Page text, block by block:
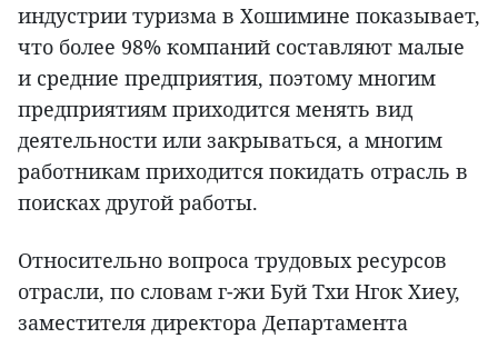
индустрии туризма в Хошимине показывает,
что более 98% компаний составляют малые
и средние предприятия, поэтому многим
предприятиям приходится менять вид
деятельности или закрываться, а многим
работникам приходится покидать отрасль в
поисках другой работы.
Относительно вопроса трудовых ресурсов
отрасли, по словам г-жи Буй Тхи Нгок Хиеу,
заместителя директора Департамента